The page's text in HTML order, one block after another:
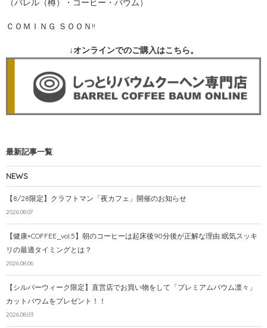
（バレル（樽）・コーヒー・バウム）
ＣＯＭＩＮＧ ＳＯＯＮ !!
↓オンラインでのご購入はこちら。
最新記事一覧
NEWS
【8/28限定】クラフトマン「夜カフェ」開催のお知らせ
2026.08.07
【健康×COFFEE_vol.5】朝のコーヒーは起床後90分後が正解な理由 眠気スッキ
リの最適タイミングとは？
2026.08.06
【シルバーウィーク限定】直営店でお買い物をして「プレミアムバウム凛々」
カットバウムをプレゼント！！
2026.08.03